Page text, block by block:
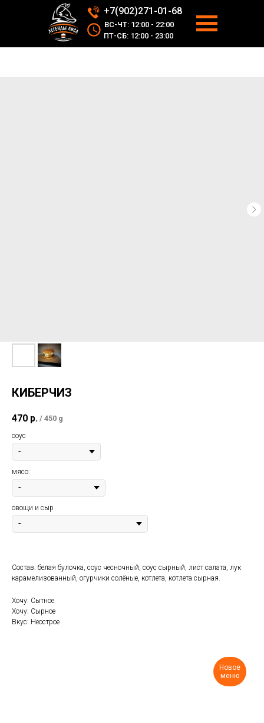
+7(902)271-01-68
ВС-ЧТ: 12:00 - 22:00
ПТ-СБ: 12:00 - 23:00
КИБЕРЧИЗ
470 р. / 450 g
соус
мясо:
овощи и сыр
Состав: белая булочка, соус чесночный, соус сырный, лист салата, лук
карамелизованный, огурчики солёные, котлета, котлета сырная.
Хочу: Сытное
Хочу: Сырное
Вкус: Неострое
Новое
меню